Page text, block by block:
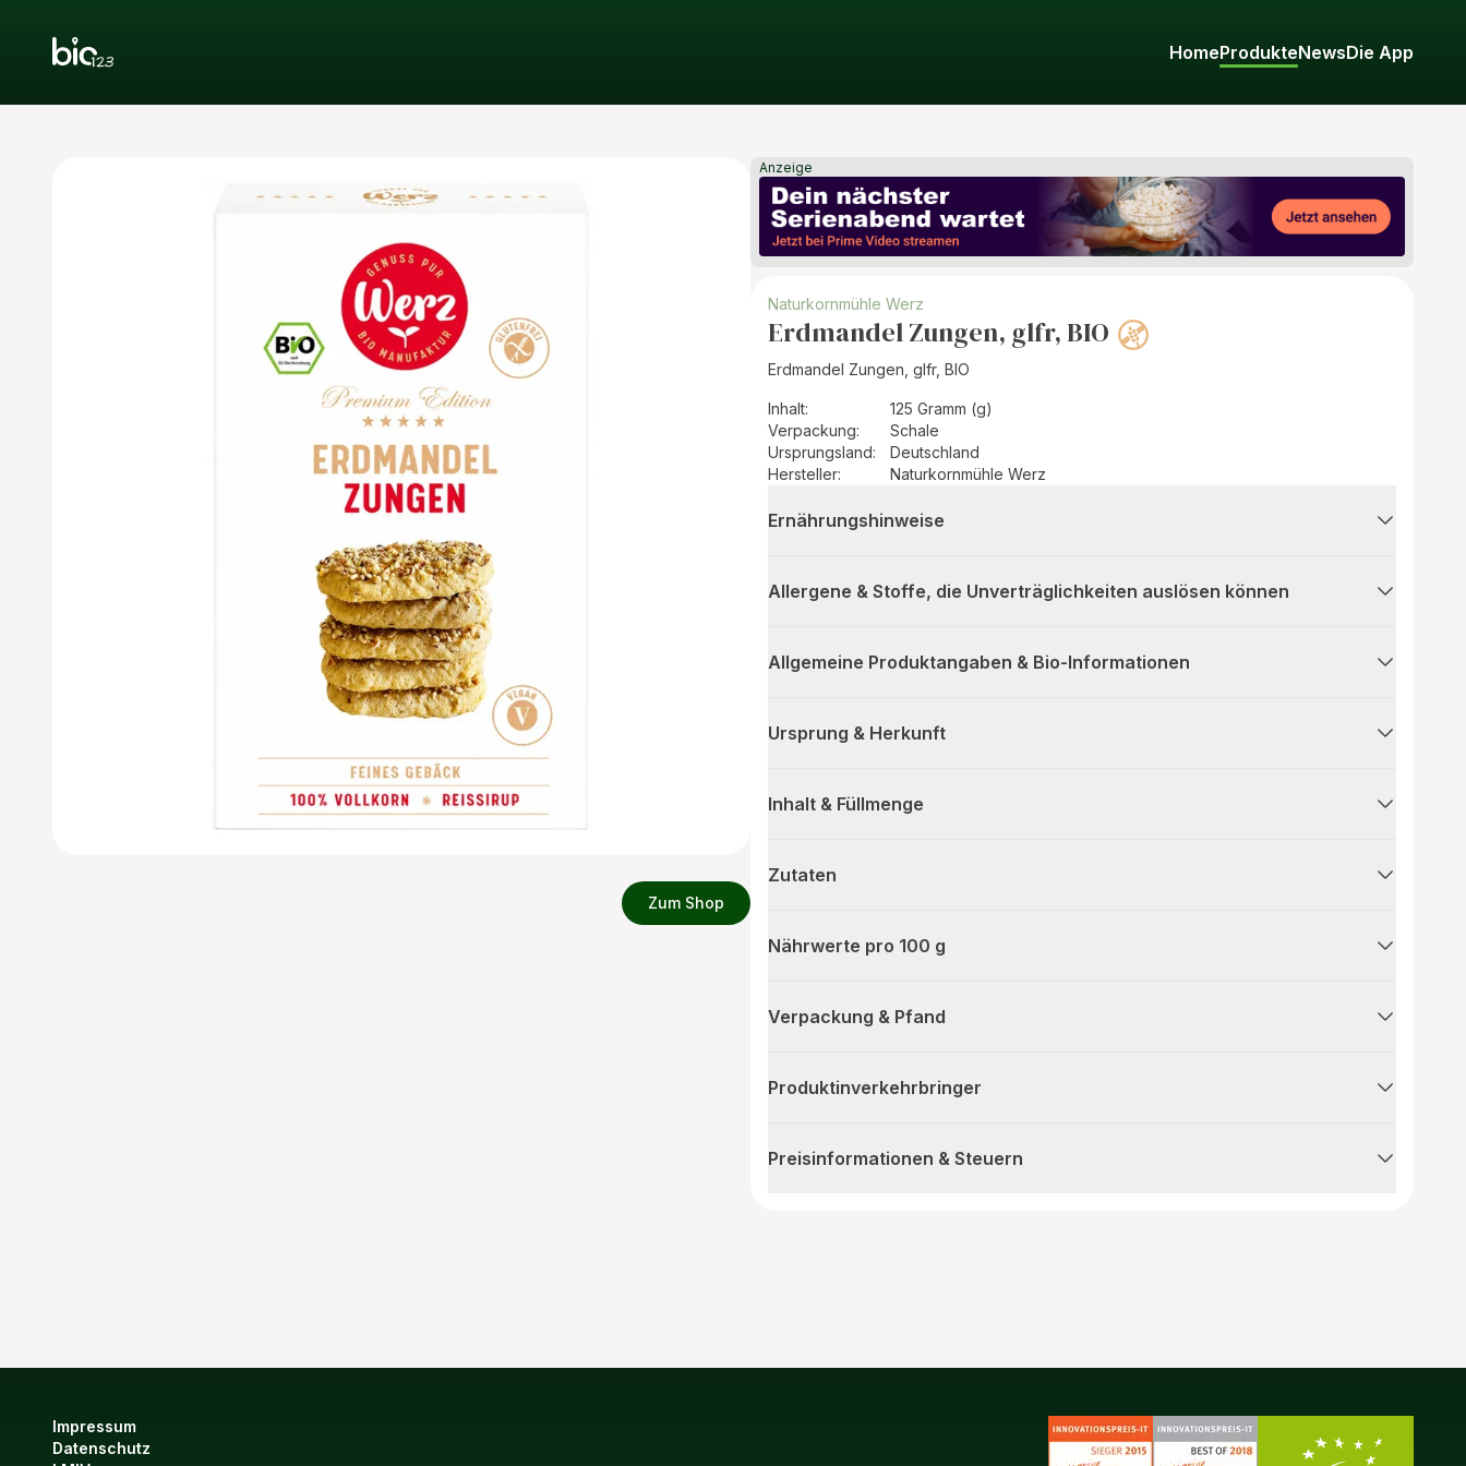
HomeProdukteNewsDie App
Zum Shop
Anzeige
Naturkornmühle Werz
Erdmandel Zungen, glfr, BIO
Erdmandel Zungen, glfr, BIO
Inhalt:
125 Gramm (g)
Verpackung:
Schale
Ursprungsland:
Deutschland
Hersteller: Naturkornmühle Werz
Ernährungshinweise
Allergene & Stoffe, die Unverträglichkeiten auslösen können
Allgemeine Produktangaben & Bio-Informationen
Ursprung & Herkunft
Inhalt & Füllmenge
Zutaten
Nährwerte pro 100 g
Verpackung & Pfand
Produktinverkehrbringer
Preisinformationen & Steuern
Impressum
Datenschutz